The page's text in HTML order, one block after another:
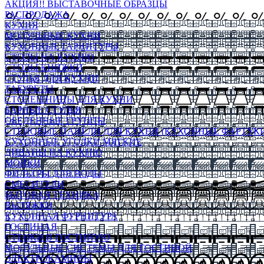
АКЦИЯ!! ВЫСТАВОЧНЫЕ ОБРАЗЦЫ
РАСПРОДАЖА
КУХНЯ
МОДУЛЬНЫЕ КУХНИ
КУХОННЫЕ ГАРНИТУРЫ
СТОЛЫ НА КУХНЮ
СТОЛЫ КНИЖКИ
СТУЛЬЯ ДЛЯ КУХНИ
ТАБУРЕТЫ
СТОЛЕШНИЦЫ ДЛЯ КУХНИ
БАРНЫЕ СТУЛЬЯ
ОБЕДЕННЫЕ ГРУППЫ
СТЕНОВЫЕ ПАНЕЛИ ДЛЯ КУХНИ (КУХОННЫЕ
КУХОННЫЕ УГОЛКИ МЯГКИЕ
ДИВАНЫ НА КУХНЮ
МОЙКИ
ФИЛЬТРЫ ДЛЯ ВОДЫ
СМЕСИТЕЛИ
БЫТОВАЯ ТЕХНИКА
ВЫТЯЖКИ
КУХОННАЯ ФУРНИТУРА
ГОСТИНАЯ
СТЕНКИ В ГОСТИНУЮ
МОДУЛЬНЫЕ СИСТЕМЫ ДЛЯ ГОСТИНОЙ
ЭЛЕКТРОКАМИНЫ